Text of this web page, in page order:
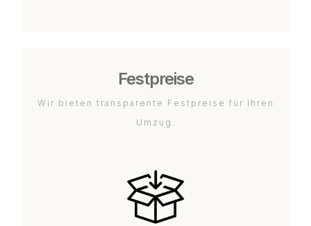
Festpreise
Wir bieten transparente Festpreise für Ihren
Umzug.